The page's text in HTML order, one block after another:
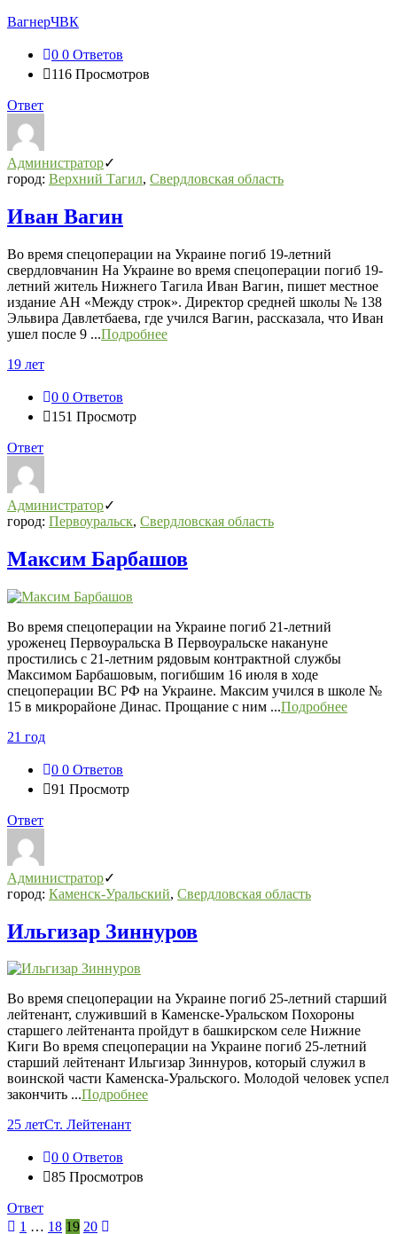
ВагнерЧВК
0 0 Ответов
116 Просмотров
Ответ
Администратор
город: Верхний Тагил, Свердловская область
Иван Вагин
Во время спецоперации на Украине погиб 19-летний
свердловчанин На Украине во время спецоперации погиб 19-
летний житель Нижнего Тагила Иван Вагин, пишет местное
издание АН «Между строк». Директор средней школы № 138
Эльвира Давлетбаева, где учился Вагин, рассказала, что Иван
ушел после 9 ...Подробнее
19 лет
0 0 Ответов
151 Просмотр
Ответ
Администратор
город: Первоуральск, Свердловская область
Максим Барбашов
Во время спецоперации на Украине погиб 21-летний
уроженец Первоуральска В Первоуральске накануне
простились с 21-летним рядовым контрактной службы
Максимом Барбашовым, погибшим 16 июля в ходе
спецоперации ВС РФ на Украине. Максим учился в школе №
15 в микрорайоне Динас. Прощание с ним ...Подробнее
21 год
0 0 Ответов
91 Просмотр
Ответ
Администратор
город: Каменск-Уральский, Свердловская область
Ильгизар Зиннуров
Во время спецоперации на Украине погиб 25-летний старший
лейтенант, служивший в Каменске-Уральском Похороны
старшего лейтенанта пройдут в башкирском селе Нижние
Киги Во время спецоперации на Украине погиб 25-летний
старший лейтенант Ильгизар Зиннуров, который служил в
воинской части Каменска-Уральского. Молодой человек успел
закончить ...Подробнее
25 летСт. Лейтенант
0 0 Ответов
85 Просмотров
Ответ
1 … 18 19 20